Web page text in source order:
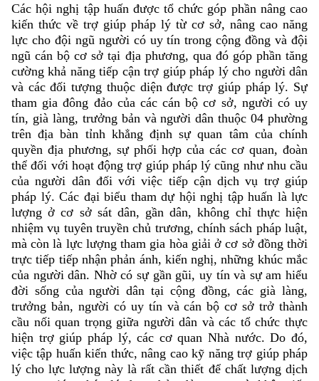
Các hội nghị tập huấn được tổ chức góp phần nâng cao
kiến thức về trợ giúp pháp lý từ cơ sở, nâng cao năng
lực cho đội ngũ người có uy tín trong cộng đồng và đội
ngũ cán bộ cơ sở tại địa phương, qua đó góp phần tăng
cường khả năng tiếp cận trợ giúp pháp lý cho người dân
và các đối tượng thuộc diện được trợ giúp pháp lý. Sự
tham gia đông đảo của các cán bộ cơ sở, người có uy
tín, già làng, trưởng bản và người dân thuộc 04 phường
trên địa bàn tỉnh khẳng định sự quan tâm của chính
quyền địa phương, sự phối hợp của các cơ quan, đoàn
thể đối với hoạt động trợ giúp pháp lý cũng như nhu cầu
của người dân đối với việc tiếp cận dịch vụ trợ giúp
pháp lý. Các đại biểu tham dự hội nghị tập huấn là lực
lượng ở cơ sở sát dân, gần dân, không chỉ thực hiện
nhiệm vụ tuyên truyền chủ trương, chính sách pháp luật,
mà còn là lực lượng tham gia hòa giải ở cơ sở đồng thời
trực tiếp tiếp nhận phản ánh, kiến nghị, những khúc mắc
của người dân. Nhờ có sự gần gũi, uy tín và sự am hiểu
đời sống của người dân tại cộng đồng, các già làng,
trưởng bản, người có uy tín và cán bộ cơ sở trở thành
cầu nối quan trọng giữa người dân và các tổ chức thực
hiện trợ giúp pháp lý, các cơ quan Nhà nước. Do đó,
việc tập huấn kiến thức, nâng cao kỹ năng trợ giúp pháp
lý cho lực lượng này là rất cần thiết để chất lượng dịch